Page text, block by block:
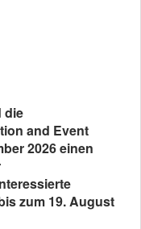
die
and Event
2026 einen
zum 19. August